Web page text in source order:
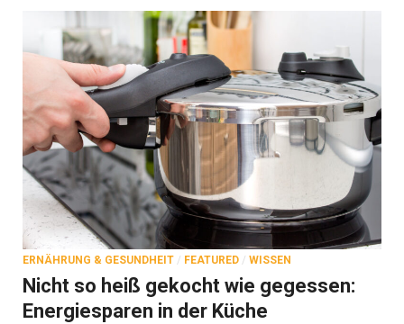
ERNÄHRUNG & GESUNDHEIT / FEATURED / WISSEN
Nicht so heiß gekocht wie gegessen:
Energiesparen in der Küche